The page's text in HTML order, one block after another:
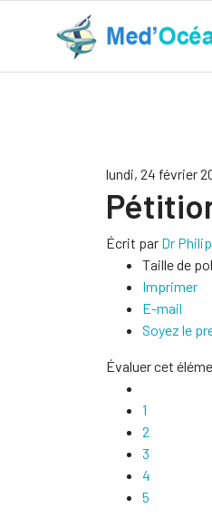
lundi, 24 février
Écrit par Dr
Taille de
Imprimer
E-mail
Soyez le
Évaluer cet
1
2
3
4
5